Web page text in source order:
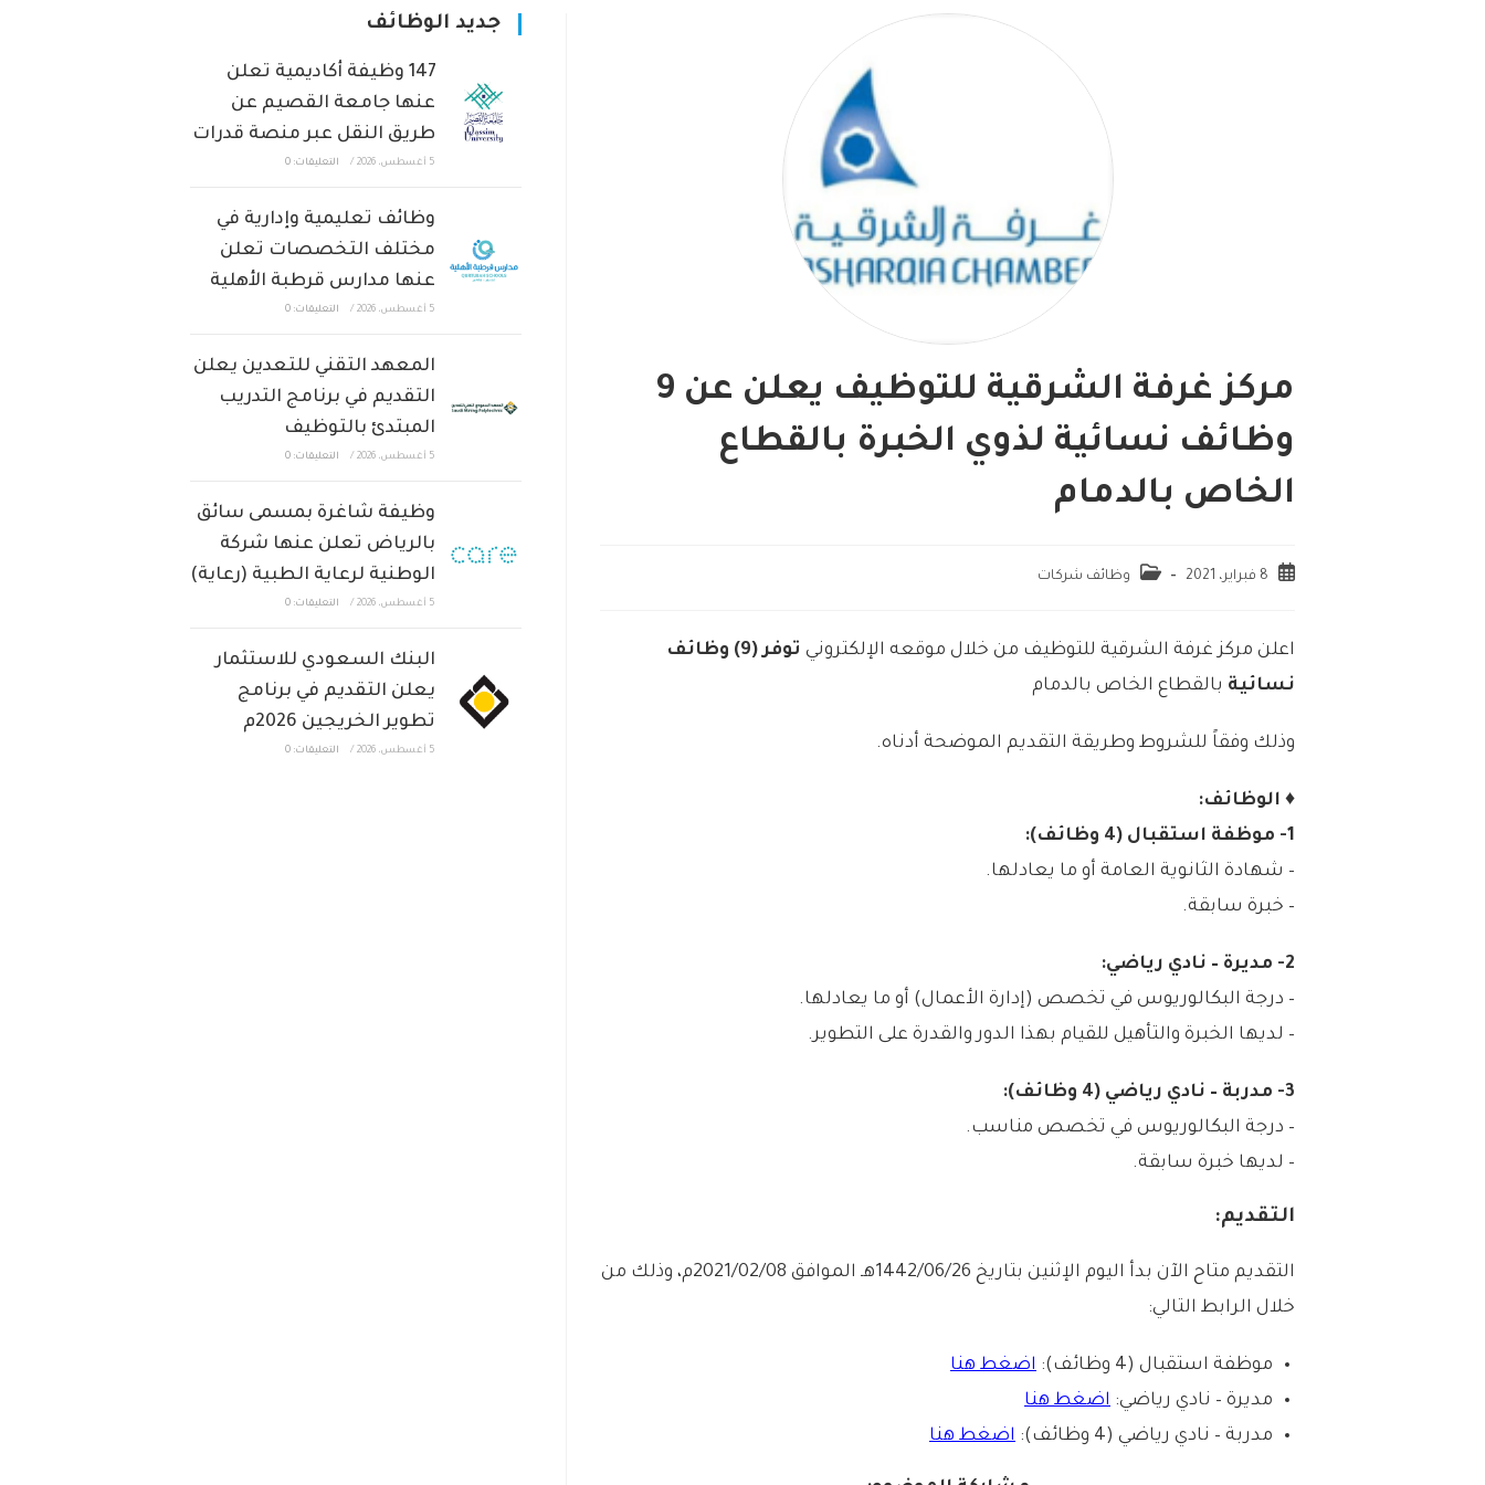
مركز غرفة الشرقية للتوظيف يعلن عن 9
وظائف نسائية لذوي الخبرة بالقطاع
الخاص بالدمام
8 فبراير، 2021 وظائف شركات
اعلن مركز غرفة الشرقية للتوظيف من خلال موقعه الإلكتروني
توفر (9) وظائف
نسائية بالقطاع الخاص بالدمام
وذلك وفقاً للشروط وطريقة التقديم الموضحة أدناه.
♦ الوظائف:
1- موظفة استقبال (4 وظائف):
– شهادة الثانوية العامة أو ما يعادلها.
– خبرة سابقة.
2- مديرة – نادي رياضي:
– درجة البكالوريوس في تخصص (إدارة الأعمال) أو ما يعادلها.
– لديها الخبرة والتأهيل للقيام بهذا الدور والقدرة على التطوير.
3- مدربة – نادي رياضي (4 وظائف):
– درجة البكالوريوس في تخصص مناسب.
– لديها خبرة سابقة.
التقديم:
التقديم متاح الآن بدأ اليوم الإثنين بتاريخ 1442/06/26هـ الموافق 2021/02/08م، وذلك من
خلال الرابط التالي:
موظفة استقبال (4 وظائف):
اضغط هنا
مديرة – نادي رياضي: اضغط هنا
مدربة – نادي رياضي (4 وظائف):
اضغط هنا
جديد الوظائف
147 وظيفة أكاديمية تعلن
عنها جامعة القصيم عن
طريق النقل عبر منصة قدرات
5 أغسطس، 2026 / التعليقات: 0
وظائف تعليمية وإدارية في
مختلف التخصصات تعلن
عنها مدارس قرطبة الأهلية
5 أغسطس، 2026 / التعليقات: 0
المعهد التقني للتعدين يعلن
التقديم في برنامج التدريب
المبتدئ بالتوظيف
5 أغسطس، 2026 / التعليقات: 0
وظيفة شاغرة بمسمى سائق
بالرياض تعلن عنها شركة
الوطنية لرعاية الطبية (رعاية)
5 أغسطس، 2026 / التعليقات: 0
البنك السعودي للاستثمار
يعلن التقديم في برنامج
تطوير الخريجين 2026م
5 أغسطس، 2026 / التعليقات: 0